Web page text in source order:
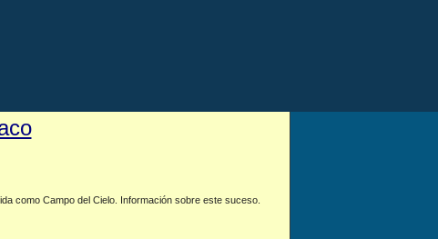
como Campo del Cielo. Información sobre este suceso.